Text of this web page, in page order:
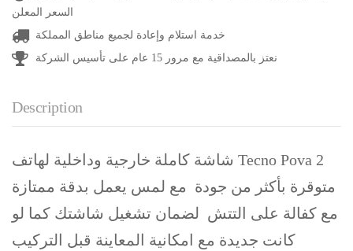
السعر المعلن
خدمة استلام وإعادة لجميع مناطق المملكة
نعتز بالمصداقية مع مرور 15 عام على تأسيس الشركة
Description
شاشة كاملة خارجية وداخلية لهاتف Tecno Pova 2
متوقرة بأكثر من جودة مع لمس يعمل بدقة ممتازة
مع كفالة على التتش لضمان تشغيل شاشتك كما لو
كانت جديدة مع امكانية المعاينة قبل التركيب